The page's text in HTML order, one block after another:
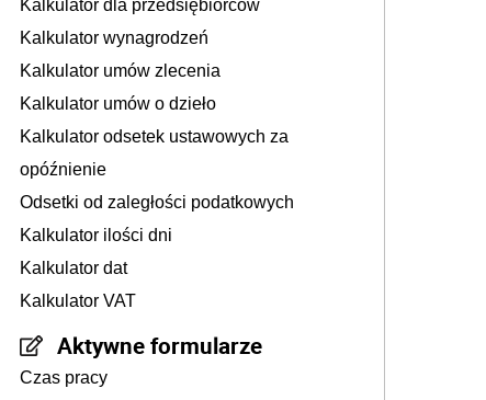
Kalkulator dla przedsiębiorców
Kalkulator wynagrodzeń
Kalkulator umów zlecenia
Kalkulator umów o dzieło
Kalkulator odsetek ustawowych za
opóźnienie
Odsetki od zaległości podatkowych
Kalkulator ilości dni
Kalkulator dat
Kalkulator VAT
Aktywne formularze
Czas pracy